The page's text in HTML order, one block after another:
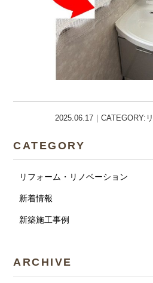
2025.06.17｜CATEGORY:
CATEGORY
リフォーム・リノベーション
新着情報
新築施工事例
ARCHIVE